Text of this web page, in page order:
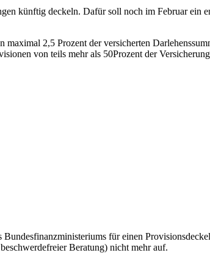
künftig deckeln. Dafür soll noch im Februar ein
2,5 Prozent der versicherten
von teils mehr als 50Prozent der
für einen
Beratung) nicht mehr auf.